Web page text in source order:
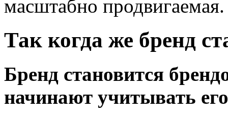
масштабно продвигаемая.
Так когда же бренд
Бренд становится
начинают учитывать